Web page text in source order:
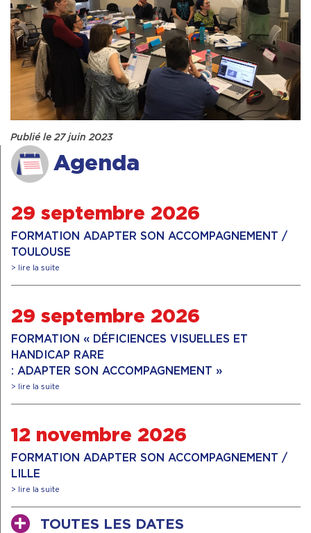
Publié le 27 juin 2023
Agenda
29 septembre 2026
FORMATION ADAPTER SON ACCOMPAGNEMENT /
TOULOUSE
> lire la suite
29 septembre 2026
FORMATION « DÉFICIENCES VISUELLES ET
HANDICAP RARE
: ADAPTER SON ACCOMPAGNEMENT »
> lire la suite
12 novembre 2026
FORMATION ADAPTER SON ACCOMPAGNEMENT /
LILLE
> lire la suite
TOUTES LES DATES